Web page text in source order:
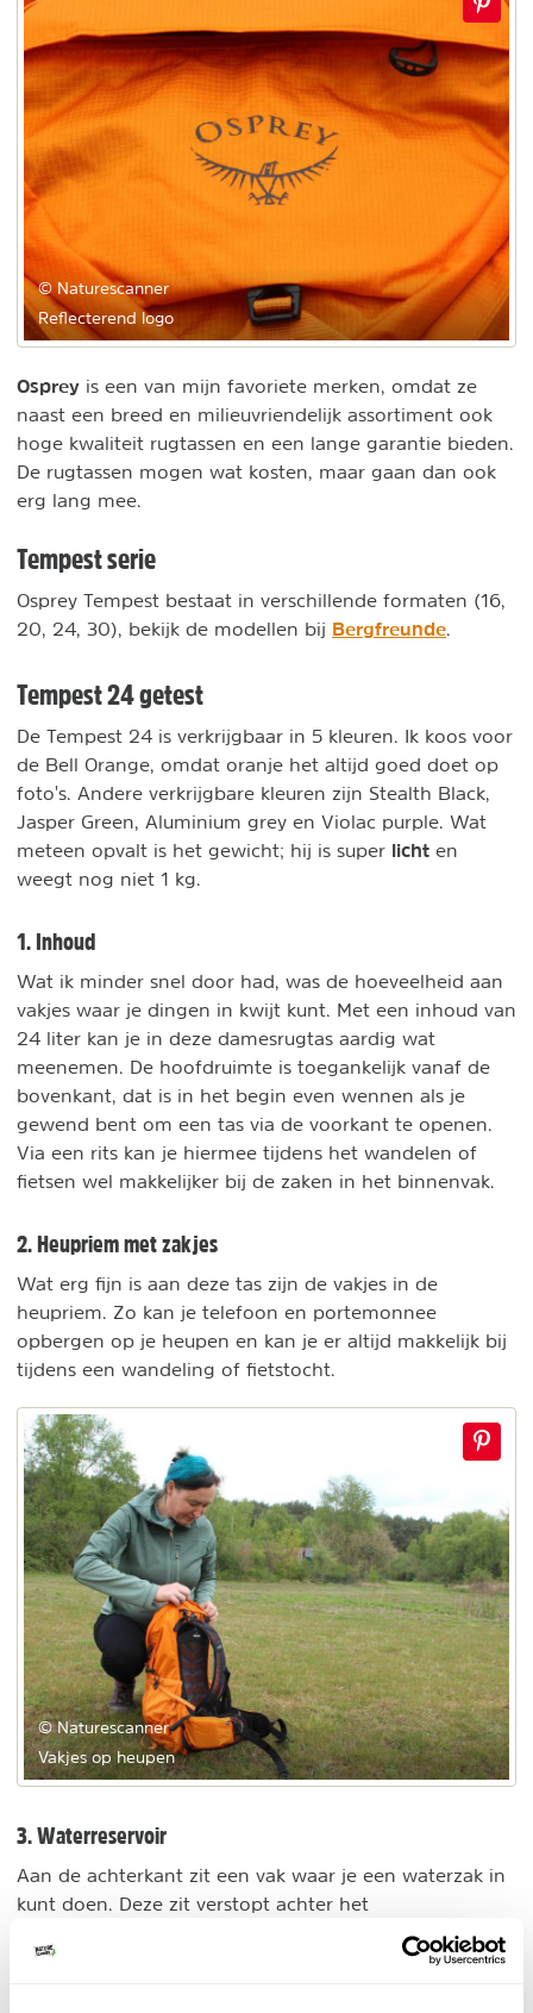
© Naturescanner
Reflecterend logo
Osprey is een van mijn favoriete merken, omdat ze
naast een breed en milieuvriendelijk assortiment ook
hoge kwaliteit rugtassen en een lange garantie bieden.
De rugtassen mogen wat kosten, maar gaan dan ook
erg lang mee.
Tempest serie
Osprey Tempest bestaat in verschillende formaten (16,
20, 24, 30), bekijk de modellen bij Bergfreunde.
Tempest 24 getest
De Tempest 24 is verkrijgbaar in 5 kleuren. Ik koos voor
de Bell Orange, omdat oranje het altijd goed doet op
foto's. Andere verkrijgbare kleuren zijn Stealth Black,
Jasper Green, Aluminium grey en Violac purple. Wat
meteen opvalt is het gewicht; hij is super licht en
weegt nog niet 1 kg.
1. Inhoud
Wat ik minder snel door had, was de hoeveelheid aan
vakjes waar je dingen in kwijt kunt. Met een inhoud van
24 liter kan je in deze damesrugtas aardig wat
meenemen. De hoofdruimte is toegankelijk vanaf de
bovenkant, dat is in het begin even wennen als je
gewend bent om een tas via de voorkant te openen.
Via een rits kan je hiermee tijdens het wandelen of
fietsen wel makkelijker bij de zaken in het binnenvak.
2. Heupriem met zakjes
Wat erg fijn is aan deze tas zijn de vakjes in de
heupriem. Zo kan je telefoon en portemonnee
opbergen op je heupen en kan je er altijd makkelijk bij
tijdens een wandeling of fietstocht.
© Naturescanner
Vakjes op heupen
3. Waterreservoir
Aan de achterkant zit een vak waar je een waterzak in
kunt doen. Deze zit verstopt achter het